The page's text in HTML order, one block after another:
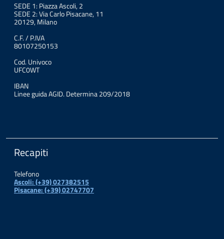
SEDE 1: Piazza Ascoli, 2
SEDE 2: Via Carlo Pisacane, 11
20129, Milano
C.F. / P.IVA
80107250153
Cod. Univoco
UFC0WT
IBAN
Linee guida AGID. Determina 209/2018
Recapiti
Telefono
Ascoli: (+39) 027382515
Pisacane: (+39) 02747707